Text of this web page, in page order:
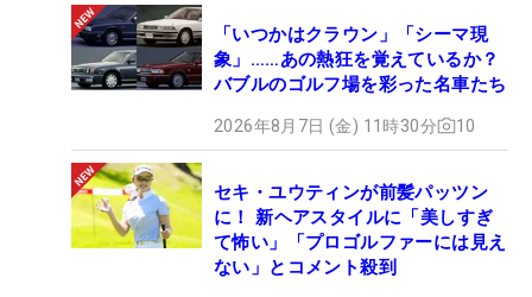
「いつかはクラウン」「シーマ現
象」……あの熱狂を覚えているか？
バブルのゴルフ場を彩った名車たち
2026年8月7日 (金) 11時30分 10
セキ・ユウティンが前髪パッツン
に！ 新ヘアスタイルに「美しすぎ
て怖い」「プロゴルファーには見え
ない」とコメント殺到